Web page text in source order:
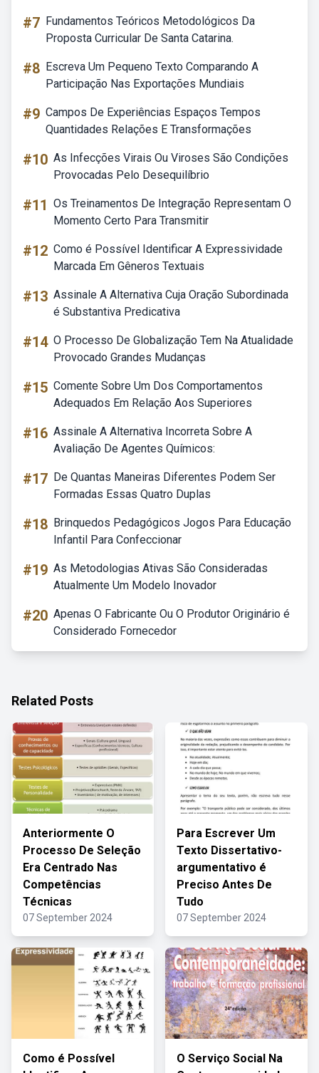
#7 Fundamentos Teóricos Metodológicos Da
Proposta Curricular De Santa Catarina.
#8 Escreva Um Pequeno Texto Comparando A
Participação Nas Exportações Mundiais
#9 Campos De Experiências Espaços Tempos
Quantidades Relações E Transformações
#10 As Infecções Virais Ou Viroses São Condições
Provocadas Pelo Desequilíbrio
#11 Os Treinamentos De Integração Representam O
Momento Certo Para Transmitir
#12 Como é Possível Identificar A Expressividade
Marcada Em Gêneros Textuais
#13 Assinale A Alternativa Cuja Oração Subordinada
é Substantiva Predicativa
#14 O Processo De Globalização Tem Na Atualidade
Provocado Grandes Mudanças
#15 Comente Sobre Um Dos Comportamentos
Adequados Em Relação Aos Superiores
#16 Assinale A Alternativa Incorreta Sobre A
Avaliação De Agentes Químicos:
#17 De Quantas Maneiras Diferentes Podem Ser
Formadas Essas Quatro Duplas
#18 Brinquedos Pedagógicos Jogos Para Educação
Infantil Para Confeccionar
#19 As Metodologias Ativas São Consideradas
Atualmente Um Modelo Inovador
#20 Apenas O Fabricante Ou O Produtor Originário é
Considerado Fornecedor
Related Posts
Anteriormente O
Processo De Seleção
Era Centrado Nas
Competências
Técnicas
07 September 2024
Para Escrever Um
Texto Dissertativo-
argumentativo é
Preciso Antes De
Tudo
07 September 2024
Como é Possível
O Serviço Social Na